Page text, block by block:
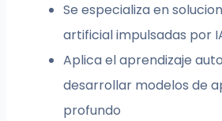
Se especializa en
artificial impulsadas por
Aplica el aprendizaje
desarrollar modelos de
profundo